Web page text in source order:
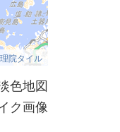
院タイル
色地図
ク画像